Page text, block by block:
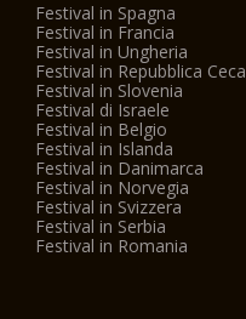
Festival in Spagna
Festival in Francia
Festival in Ungheria
Festival in Repubblica Ceca
Festival in Slovenia
Festival di Israele
Festival in Belgio
Festival in Islanda
Festival in Danimarca
Festival in Norvegia
Festival in Svizzera
Festival in Serbia
Festival in Romania